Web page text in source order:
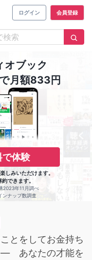
ログイン 会員登録
オブック
月額833円
体験
みいただけます。
できます。
2023年11月調べ
ンナップ数調査
とをしてお金持ち
あなたの才能を